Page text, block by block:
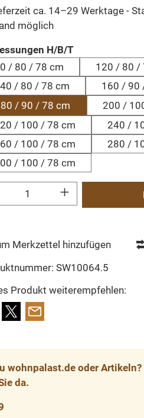
ca. 14–29 Werktage -
möglich
H/B/Tauswählen
/ 80 / 78 cm
120 / 80 /
/ 80 / 78 cm
160 / 90
/ 90 / 78 cm
200 /
/ 100 / 78 cm
240 /
/ 100 / 78 cm
280 /
/ 100 / 78 cm
Anzahl: Gib den gewünschten Wert ein
Merkzettel hinzufügen
SW10064.5
Produkt weiterempfehlen:
wohnpalast.de oder
da.